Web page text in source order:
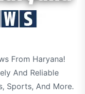
From Haryana!
And Reliable
Sports, And More.